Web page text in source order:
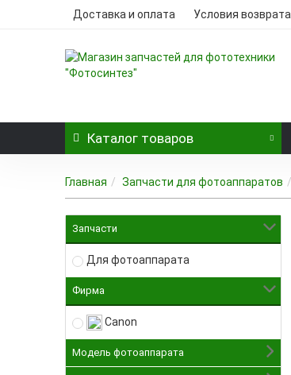
Доставка и оплата Условия возврата
Каталог товаров
Главная Запчасти для фотоаппаратов
Запчасти
Для фотоаппарата
Фирма
Canon
Модель фотоаппарата